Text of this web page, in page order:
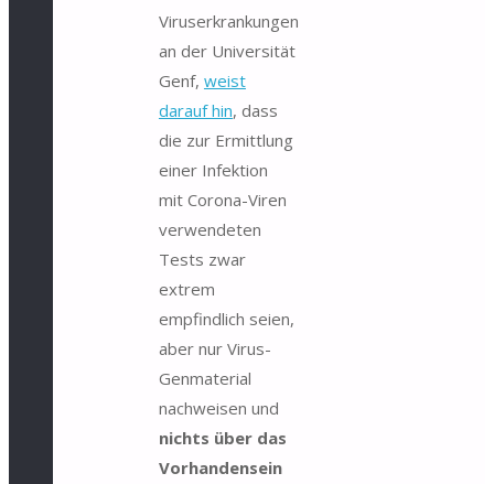
Viruserkrankungen
an der Universität
Genf, weist
darauf hin, dass
die zur Ermittlung
einer Infektion
mit Corona-Viren
verwendeten
Tests zwar
extrem
empfindlich seien,
aber nur Virus-
Genmaterial
nachweisen und
nichts über das
Vorhandensein